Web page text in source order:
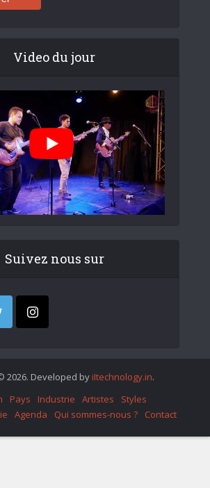
Video du jour
Suivez nous sur
2026. Developed by iItechnology.in.
Pays Industrie Artistes
Styles
Agenda Qui sommes-nous ? Contact